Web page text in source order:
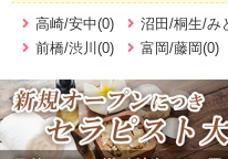
高崎/安中(0) 沼田/桐生/み
前橋/渋川(0)
富岡/藤岡(0)